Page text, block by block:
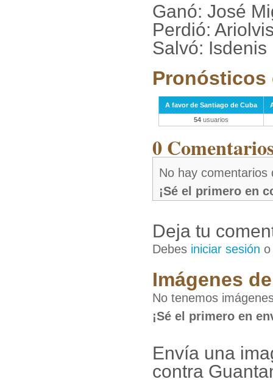
Ganó: José
Perdió:
Salvó:
Pronósticos
A favor de Santiago de Cuba
54 usuarios
0
No hay comentarios
¡Sé el primero en
Deja tu
Debes iniciar sesión
Imágenes
No tenemos
¡Sé el primero en
Envía una
contra